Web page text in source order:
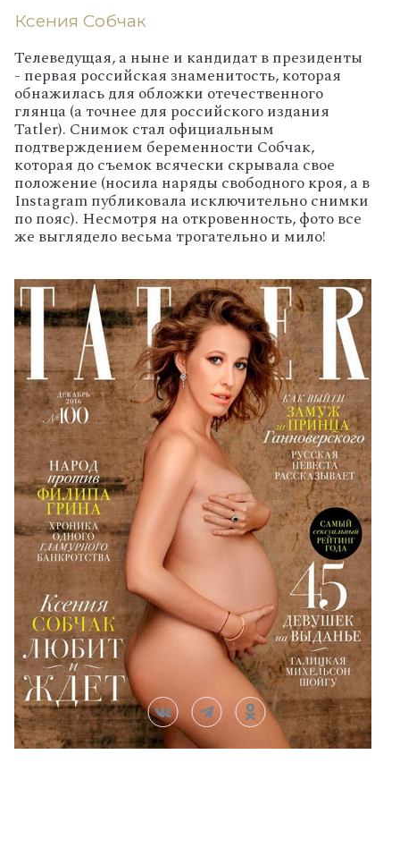
Ксения Собчак
Телеведущая, а ныне и кандидат в президенты
- первая российская знаменитость, которая
обнажилась для обложки отечественного
глянца (а точнее для российского издания
Tatler). Снимок стал официальным
подтверждением беременности Собчак,
которая до съемок всячески скрывала свое
положение (носила наряды свободного кроя, а в
Instagram публиковала исключительно снимки
по пояс). Несмотря на откровенность, фото все
же выглядело весьма трогательно и мило!